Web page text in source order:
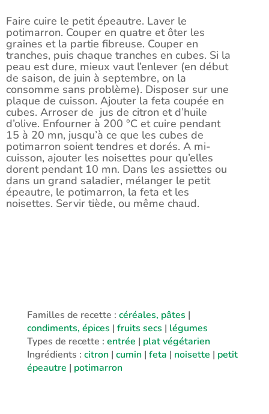
Faire cuire le petit épeautre. Laver le
potimarron. Couper en quatre et ôter les
graines et la partie fibreuse. Couper en
tranches, puis chaque tranches en cubes. Si la
peau est dure, mieux vaut l’enlever (en début
de saison, de juin à septembre, on la
consomme sans problème). Disposer sur une
plaque de cuisson. Ajouter la feta coupée en
cubes. Arroser de jus de citron et d’huile
d’olive. Enfourner à 200 °C et cuire pendant
15 à 20 mn, jusqu’à ce que les cubes de
potimarron soient tendres et dorés. A mi-
cuisson, ajouter les noisettes pour qu’elles
dorent pendant 10 mn. Dans les assiettes ou
dans un grand saladier, mélanger le petit
épeautre, le potimarron, la feta et les
noisettes. Servir tiède, ou même chaud.
Familles de recette : céréales, pâtes |
condiments, épices | fruits secs | légumes
Types de recette : entrée | plat végétarien
Ingrédients : citron| cumin| feta | noisette | petit
épeautre | potimarron